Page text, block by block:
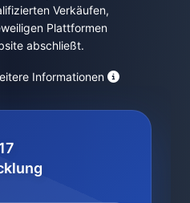
Verkäufen,
Plattformen
abschließt.
Informationen